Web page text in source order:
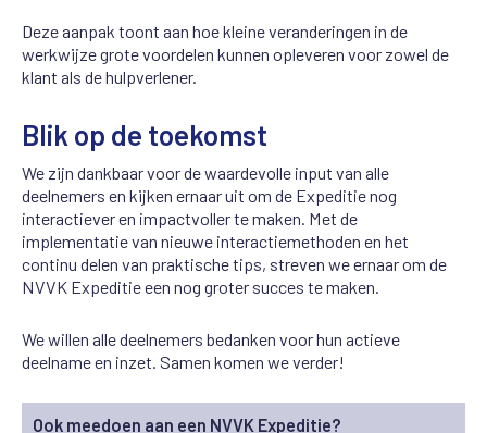
Deze aanpak toont aan hoe kleine veranderingen in de
werkwijze grote voordelen kunnen opleveren voor zowel de
klant als de hulpverlener.
Blik op de toekomst
We zijn dankbaar voor de waardevolle input van alle
deelnemers en kijken ernaar uit om de Expeditie nog
interactiever en impactvoller te maken. Met de
implementatie van nieuwe interactiemethoden en het
continu delen van praktische tips, streven we ernaar om de
NVVK Expeditie een nog groter succes te maken.
We willen alle deelnemers bedanken voor hun actieve
deelname en inzet. Samen komen we verder!
Ook meedoen aan een NVVK Expeditie?